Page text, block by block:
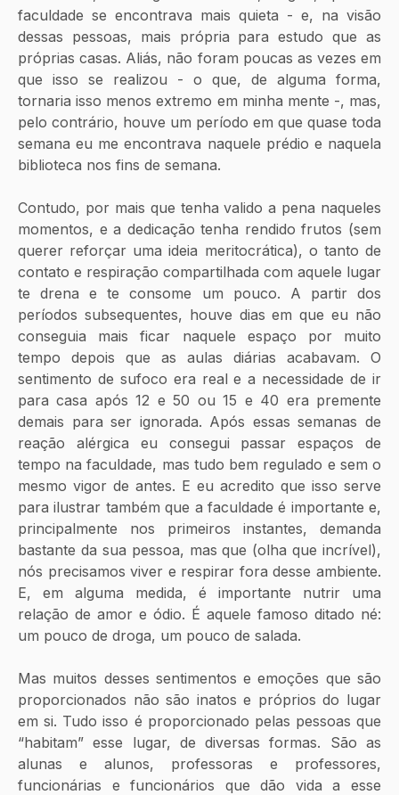
faculdade se encontrava mais quieta - e, na visão
dessas pessoas, mais própria para estudo que as
próprias casas. Aliás, não foram poucas as vezes em
que isso se realizou - o que, de alguma forma,
tornaria isso menos extremo em minha mente -, mas,
pelo contrário, houve um período em que quase toda
semana eu me encontrava naquele prédio e naquela
biblioteca nos fins de semana.
Contudo, por mais que tenha valido a pena naqueles
momentos, e a dedicação tenha rendido frutos (sem
querer reforçar uma ideia meritocrática), o tanto de
contato e respiração compartilhada com aquele lugar
te drena e te consome um pouco. A partir dos
períodos subsequentes, houve dias em que eu não
conseguia mais ficar naquele espaço por muito
tempo depois que as aulas diárias acabavam. O
sentimento de sufoco era real e a necessidade de ir
para casa após 12 e 50 ou 15 e 40 era premente
demais para ser ignorada. Após essas semanas de
reação alérgica eu consegui passar espaços de
tempo na faculdade, mas tudo bem regulado e sem o
mesmo vigor de antes. E eu acredito que isso serve
para ilustrar também que a faculdade é importante e,
principalmente nos primeiros instantes, demanda
bastante da sua pessoa, mas que (olha que incrível),
nós precisamos viver e respirar fora desse ambiente.
E, em alguma medida, é importante nutrir uma
relação de amor e ódio. É aquele famoso ditado né:
um pouco de droga, um pouco de salada.
Mas muitos desses sentimentos e emoções que são
proporcionados não são inatos e próprios do lugar
em si. Tudo isso é proporcionado pelas pessoas que
“habitam” esse lugar, de diversas formas. São as
alunas e alunos, professoras e professores,
funcionárias e funcionários que dão vida a esse